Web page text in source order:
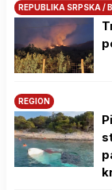
REPUBLIKA SRPSKA /
REGION